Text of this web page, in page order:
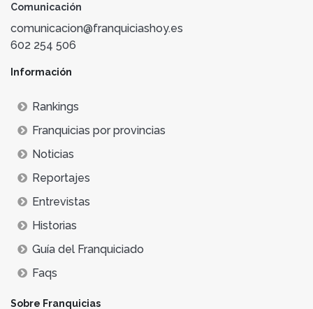
Comunicación
comunicacion@franquiciashoy.es
602 254 506
Información
Rankings
Franquicias por provincias
Noticias
Reportajes
Entrevistas
Historias
Guía del Franquiciado
Faqs
Sobre Franquicias